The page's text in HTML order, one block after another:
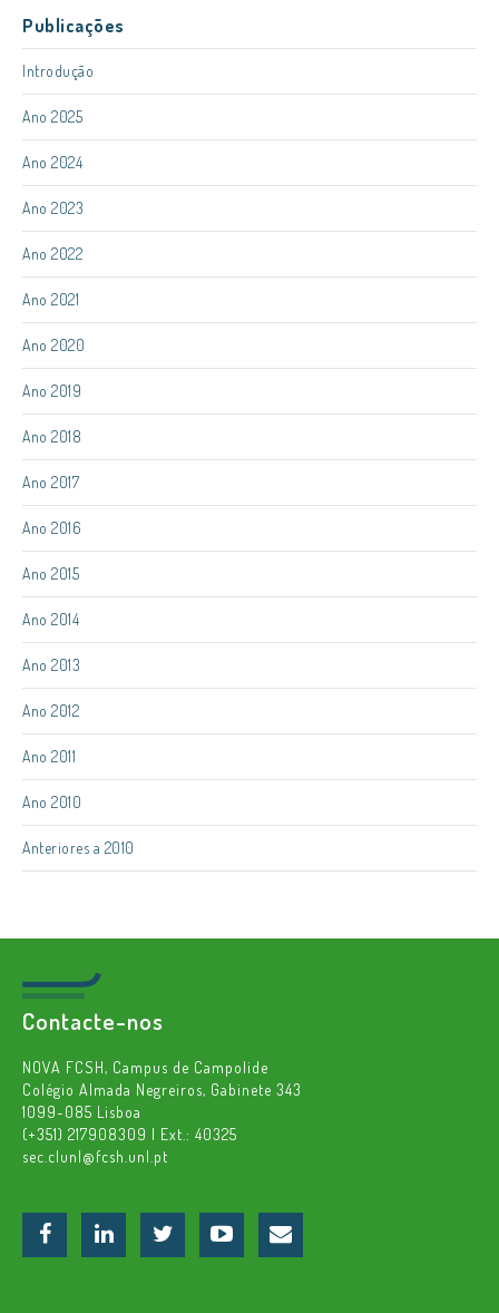
Publicações
Introdução
Ano 2025
Ano 2024
Ano 2023
Ano 2022
Ano 2021
Ano 2020
Ano 2019
Ano 2018
Ano 2017
Ano 2016
Ano 2015
Ano 2014
Ano 2013
Ano 2012
Ano 2011
Ano 2010
Anteriores a 2010
Contacte-nos
NOVA FCSH, Campus de Campolide
Colégio Almada Negreiros, Gabinete 343
1099-085 Lisboa
(+351) 217908309 | Ext.: 40325
sec.clunl@fcsh.unl.pt